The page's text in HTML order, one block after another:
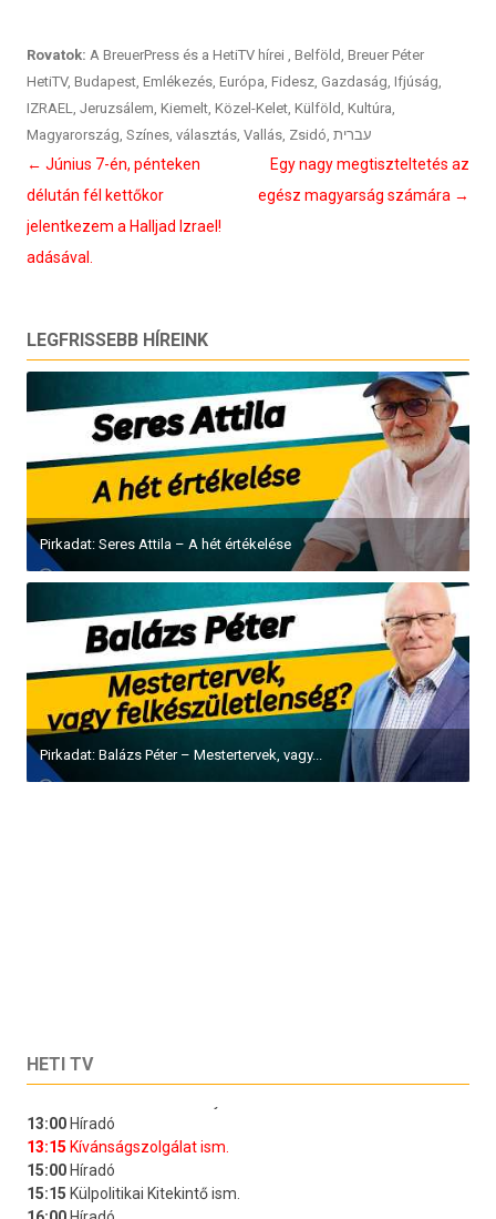
Rovatok: A BreuerPress és a HetiTV hírei , Belföld, Breuer Péter
HetiTV, Budapest, Emlékezés, Európa, Fidesz, Gazdaság, Ifjúság,
IZRAEL, Jeruzsálem, Kiemelt, Közel-Kelet, Külföld, Kultúra,
Magyarország, Színes, választás, Vallás, Zsidó, עברית
Bejegyzés
navigáció
← Június 7-én, pénteken
délután fél kettőkor
jelentkezem a Halljad Izrael!
adásával.
Egy nagy megtiszteltetés az
egész magyarság számára →
LEGFRISSEBB HÍREINK
Pirkadat: Seres Attila – A hét értékelése
Pirkadat: Balázs Péter – Mestertervek, vagy...
HETI TV